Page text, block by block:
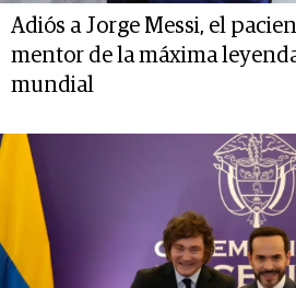
Adiós a Jorge Messi, el
mentor de la máxima
mundial